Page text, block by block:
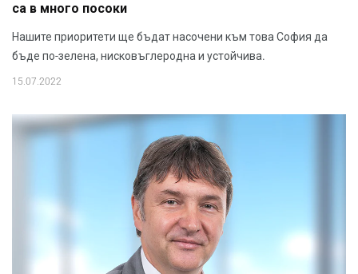
са в много посоки
Нашите приоритети ще бъдат насочени към това София да
бъде по-зелена, нисковъглеродна и устойчива.
15.07.2022